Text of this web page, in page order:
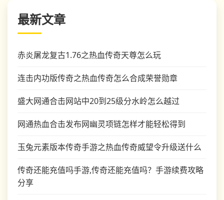
最新文章
赤炎屠龙复古1.76之热血传奇天尊怎么玩
连击内功版传奇之热血传奇怎么合成荣誉勋章
盛大网通合击网站中20到25级分水岭怎么越过
网通热血合击发布网幽灵项链怎样才能轻松得到
玉兔元素版本传奇手游之热血传奇威望令升级送什么
传奇还能充值吗手游,传奇还能充值吗？手游续费攻略
分享